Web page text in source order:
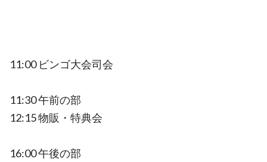
11:00 ビンゴ大会司会
11:30 午前の部
12:15 物販・特典会
16:00 午後の部